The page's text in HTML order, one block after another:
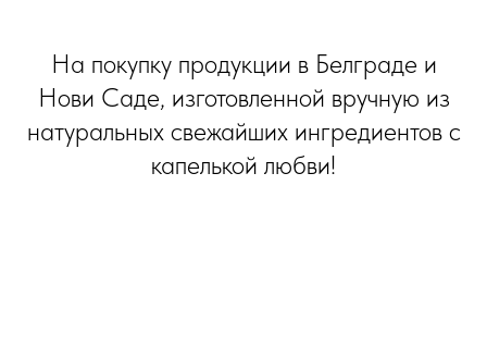
На покупку продукции в Белграде и
Нови Саде, изготовленной вручную из
натуральных свежайших ингредиентов с
капелькой любви!